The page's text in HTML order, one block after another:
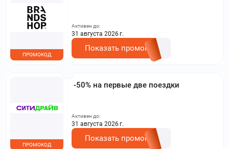
ПРОМОКОД
Активен до:
31 августа 2026 г.
Показать промокод
-50% на первые две поездки
ПРОМОКОД
Активен до:
31 августа 2026 г.
Показать промокод